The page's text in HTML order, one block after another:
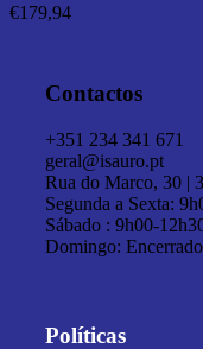
€179,94
Contactos
+351 234 341 671
geral@isauro.pt
Rua do Marco, 30 |
Segunda a Sexta:
Sábado : 9h00-
Domingo: Encerrado
Políticas